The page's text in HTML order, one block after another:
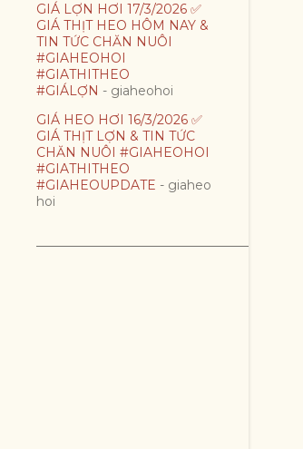
GIÁ LỢN HƠI 17/3/2026 ✅
GIÁ THỊT HEO HÔM NAY &
TIN TỨC CHĂN NUÔI
#GIAHEOHOI
#GIATHITHEO
#GIÁLỢN - giaheohoi
GIÁ HEO HƠI 16/3/2026 ✅
GIÁ THỊT LỢN & TIN TỨC
CHĂN NUÔI #GIAHEOHOI
#GIATHITHEO
#GIAHEOUPDATE - giaheo
hoi